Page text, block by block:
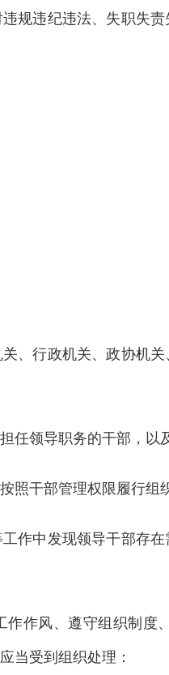
违纪违法、失职失责
行政机关、政协机关
领导职务的干部，以
干部管理权限履行组织
中发现领导干部存在
风、遵守组织制度
当受到组织处理：